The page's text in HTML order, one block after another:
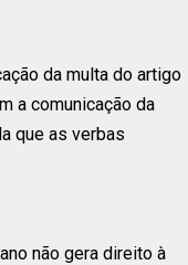
da multa do artigo
a comunicação da
que as verbas
não gera direito à